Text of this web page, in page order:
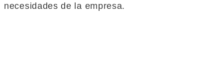
necesidades de la empresa.